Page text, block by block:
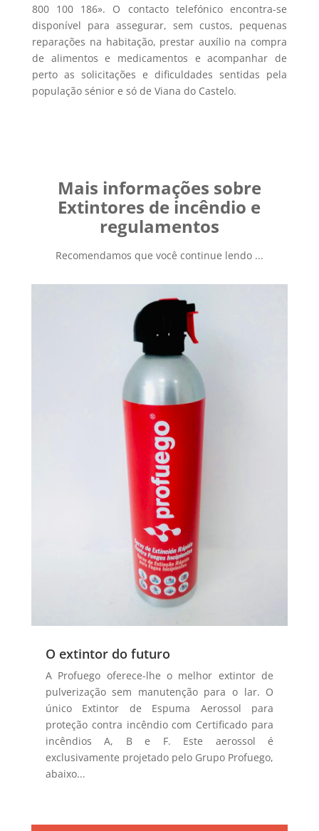
800 100 186». O contacto telefónico encontra-se
disponível para assegurar, sem custos, pequenas
reparações na habitação, prestar auxílio na compra
de alimentos e medicamentos e acompanhar de
perto as solicitações e dificuldades sentidas pela
população sénior e só de Viana do Castelo.
Mais informações sobre
Extintores de incêndio e
regulamentos
Recomendamos que você continue lendo ...
O extintor do futuro
A Profuego oferece-lhe o melhor extintor de
pulverização sem manutenção para o lar. O
único Extintor de Espuma Aerossol para
proteção contra incêndio com Certificado para
incêndios A, B e F. Este aerossol é
exclusivamente projetado pelo Grupo Profuego,
abaixo...